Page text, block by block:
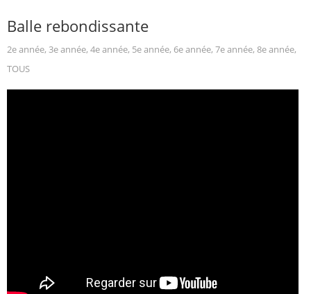
Balle rebondissante
2e année, 3e année, 4e année, 5e année, 6e année, 7e année, 8e année,
TOUS